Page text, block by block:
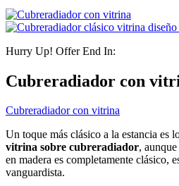
Hurry Up! Offer End In:
Cubreradiador con
Cubreradiador con vitrina
Un toque más clásico a la estancia es
vitrina sobre cubreradiador,
en madera es completamente clásico,
vanguardista.